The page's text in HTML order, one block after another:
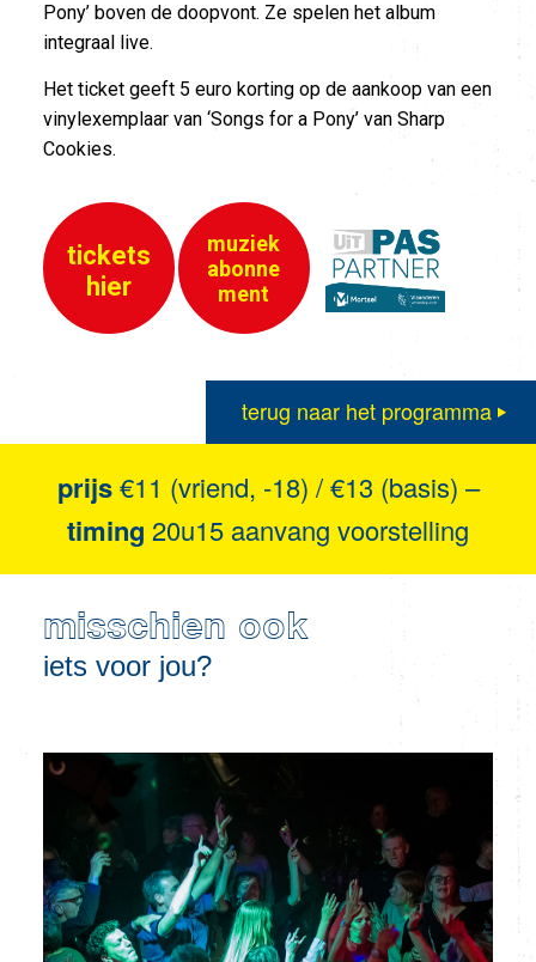
Pony’ boven de doopvont. Ze spelen het album
integraal live.
Het ticket geeft 5 euro korting op de aankoop van een
vinylexemplaar van ‘Songs for a Pony’ van Sharp
Cookies.
tickets
hier
muziek
abonne
ment
terug naar het programma
prijs€11 (vriend, -18) / €13 (basis) –
timing 20u15 aanvang voorstelling
misschien ook
iets voor jou?